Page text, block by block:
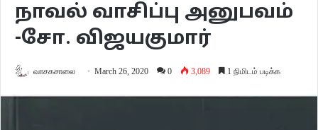
நாவல் வாசிப்பு அனுபவம்
-சோ. விஜயகுமார்
வாசகசாலை March 26, 2020 0 3,089 1 நிமிடம் படிக்க